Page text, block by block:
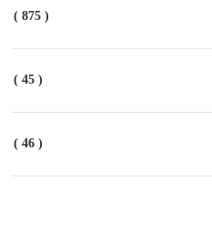
( 875 )
( 45 )
( 46 )